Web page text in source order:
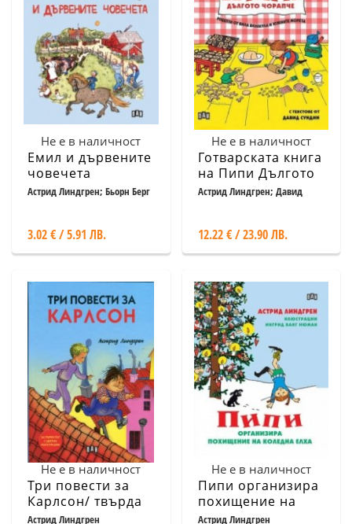
Не е в наличност
Емил и дървените
човечета
Астрид Линдгрен; Бьорн Берг
3.02 € / 5.91 ЛВ.
Не е в наличност
Готварската книга
на Пипи Дългото
чорапче
Астрид Линдгрен; Давид
12.22 € / 23.90 ЛВ.
Не е в наличност
Три повести за
Карлсон/ твърда
корица
Астрид Линдгрен
Не е в наличност
Пипи организира
похищение на
коледна елха
Астрид Линдгрен